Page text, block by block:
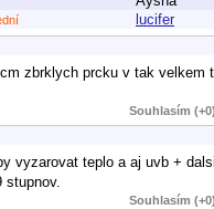
lucifer
zbrklych prcku v tak velkem
Souhlasím (+0)
vyzarovat teplo a aj uvb +
Souhlasím (+0)